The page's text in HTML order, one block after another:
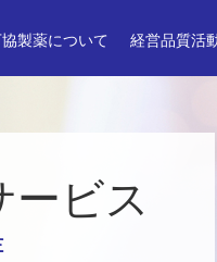
製薬について 経営品質活
ービス